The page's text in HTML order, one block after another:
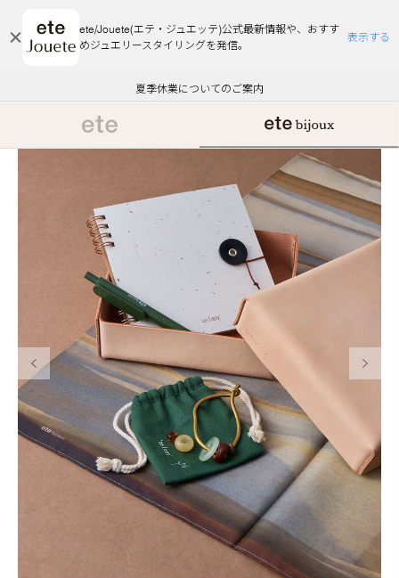
ete/Jouete(エテ・ジュエッテ)公式最新情報や、おすす
めジュエリースタイリングを発信。
表示する
エコラッピング及びエコポイント付与のご案内
ご注文いただいたお品物のお届け状況について
夏季休業についてのご案内
WEB Limited Items >>
採用のご案内
悪質な偽サイトにご注意ください
エコラッピング及びエコポイント付与のご案内
ご注文いただいたお品物のお届け状況について
前の画像